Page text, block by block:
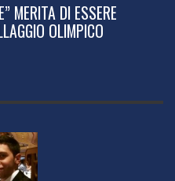
MERITA DI ESSERE
OLIMPICO